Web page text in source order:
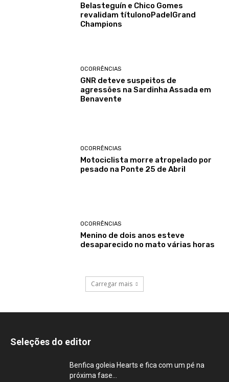
Belasteguín e Chico Gomes
revalidam títulonoPadelGrand
Champions
OCORRÊNCIAS
GNR deteve suspeitos de
agressões na Sardinha Assada em
Benavente
OCORRÊNCIAS
Motociclista morre atropelado por
pesado na Ponte 25 de Abril
OCORRÊNCIAS
Menino de dois anos esteve
desaparecido no mato várias horas
Carregar mais
Seleções do editor
Benfica goleia Hearts e fica com um pé na
próxima fase...